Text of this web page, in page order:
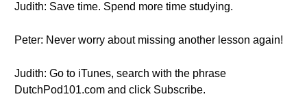
Judith: Save time. Spend more time studying.
Peter: Never worry about missing another lesson again!
Judith: Go to iTunes, search with the phrase
DutchPod101.com and click Subscribe.